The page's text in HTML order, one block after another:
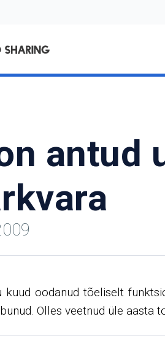
antud
oodanud tõeliselt
Olles veetnud üle aasta